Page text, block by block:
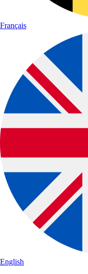
Français
English